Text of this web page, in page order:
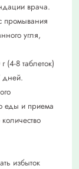
врача.
промывания
угля,
(4-8 таблеток)
дней.
еды и приема
избыток